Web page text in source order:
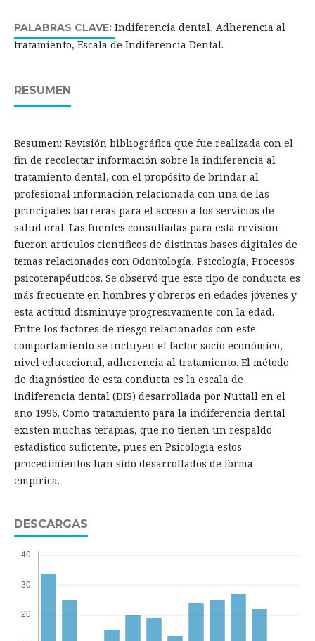
PALABRAS CLAVE: Indiferencia dental, Adherencia al
tratamiento, Escala de Indiferencia Dental.
RESUMEN
Resumen: Revisión bibliográfica que fue realizada con el
fin de recolectar información sobre la indiferencia al
tratamiento dental, con el propósito de brindar al
profesional información relacionada con una de las
principales barreras para el acceso a los servicios de
salud oral. Las fuentes consultadas para esta revisión
fueron artículos científicos de distintas bases digitales de
temas relacionados con Odontología, Psicología, Procesos
psicoterapéuticos. Se observó que este tipo de conducta es
más frecuente en hombres y obreros en edades jóvenes y
esta actitud disminuye progresivamente con la edad.
Entre los factores de riesgo relacionados con este
comportamiento se incluyen el factor socio económico,
nivel educacional, adherencia al tratamiento. El método
de diagnóstico de esta conducta es la escala de
indiferencia dental (DIS) desarrollada por Nuttall en el
año 1996. Como tratamiento para la indiferencia dental
existen muchas terapias, que no tienen un respaldo
estadístico suficiente, pues en Psicología estos
procedimientos han sido desarrollados de forma
empírica.
DESCARGAS